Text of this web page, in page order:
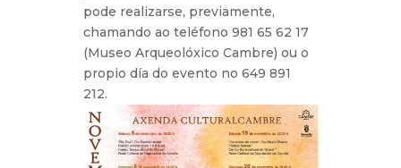
pode realizarse, previamente,
chamando ao teléfono 981 65 62 17
(Museo Arqueolóxico Cambre) ou o
propio día do evento no 649 891
212.